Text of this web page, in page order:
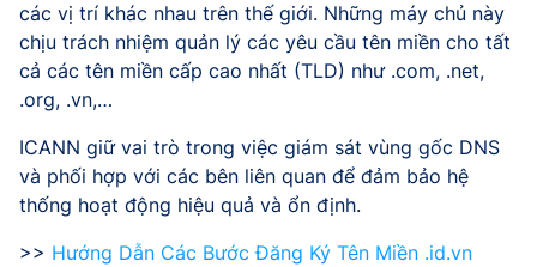
các vị trí khác nhau trên thế giới. Những máy chủ này
chịu trách nhiệm quản lý các yêu cầu tên miền cho tất
cả các tên miền cấp cao nhất (TLD) như .com, .net,
.org, .vn,…
ICANN giữ vai trò trong việc giám sát vùng gốc DNS
và phối hợp với các bên liên quan để đảm bảo hệ
thống hoạt động hiệu quả và ổn định.
>> Hướng Dẫn Các Bước Đăng Ký Tên Miền .id.vn